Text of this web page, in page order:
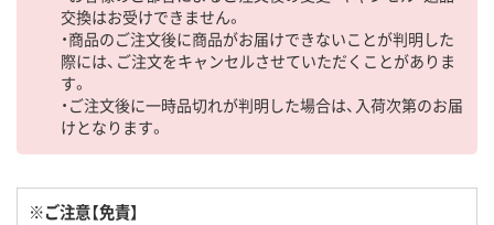
交換はお受けできません。
・商品のご注文後に商品がお届けできないことが判明した
際には、ご注文をキャンセルさせていただくことがありま
す。
・ご注文後に一時品切れが判明した場合は、入荷次第のお届
けとなります。
※ご注意【免責】